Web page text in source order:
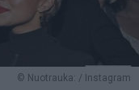
© Nuotrauka: / Instagram